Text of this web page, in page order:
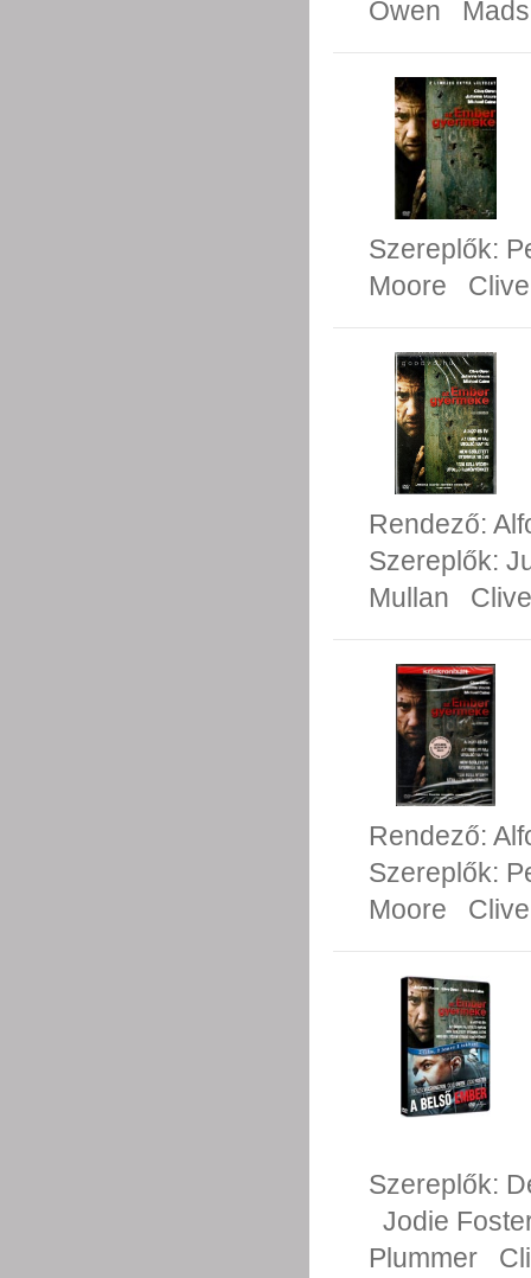
Owen
Szereplők:
Moore
Rendező:
Szereplők:
Mullan
Rendező:
Szereplők:
Moore
Szereplők:
Jodie
Plummer